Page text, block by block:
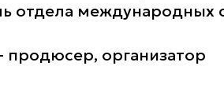
отдела международных
продюсер, организатор